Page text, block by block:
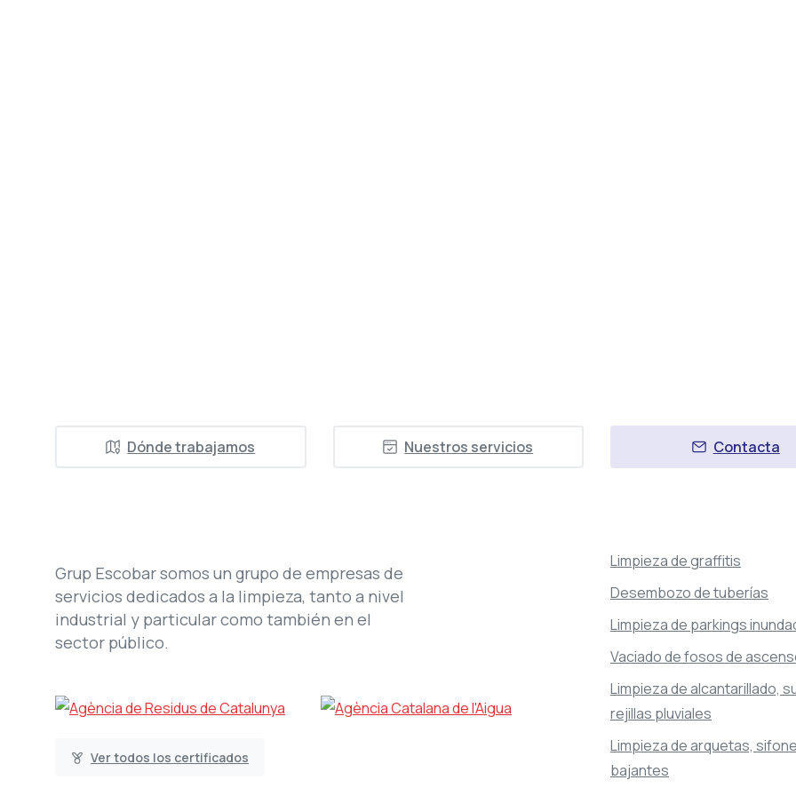
Dónde trabajamos Nuestros servicios Contacta
Grup Escobar somos un grupo de empresas de
servicios dedicados a la limpieza, tanto a nivel
industrial y particular como también en el
sector público.
Ver todos los certificados
Limpieza de graffitis
Desembozo de tuberías
Limpieza de parkings
Vaciado de fosos de
Limpieza de alcantarillado,
rejillas pluviales
Limpieza de arquetas,
bajantes